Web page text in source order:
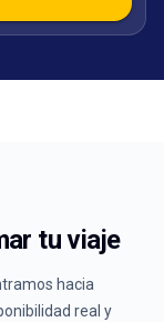
tu viaje
hacia
real y